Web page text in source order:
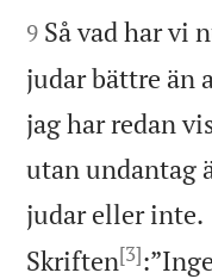


9 Så vad har vi
judar bättre än
jag har redan
utan undantag
judar eller inte.
Skriften[3]